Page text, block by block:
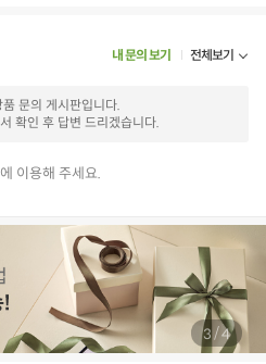
내 문의 보기 전체보기
문의 게시판입니다.
확인 후 답변 드리겠습니다.
이용해 주세요.
4 /4